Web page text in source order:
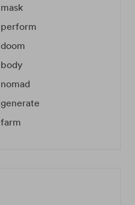
mask
perform
doom
body
nomad
generate
farm